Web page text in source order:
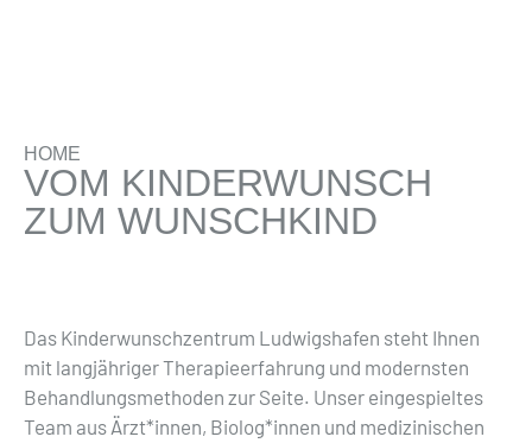
HOME
VOM KINDERWUNSCH
ZUM WUNSCHKIND
Das Kinderwunschzentrum Ludwigshafen steht Ihnen
mit langjähriger Therapieerfahrung und modernsten
Behandlungsmethoden zur Seite. Unser eingespieltes
Team aus Ärzt*innen, Biolog*innen und medizinischen